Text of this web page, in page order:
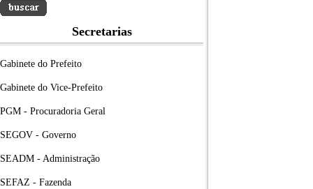
Secretarias
Gabinete do Prefeito
Gabinete do Vice-Prefeito
PGM - Procuradoria Geral
SEGOV - Governo
SEADM - Administração
SEFAZ - Fazenda